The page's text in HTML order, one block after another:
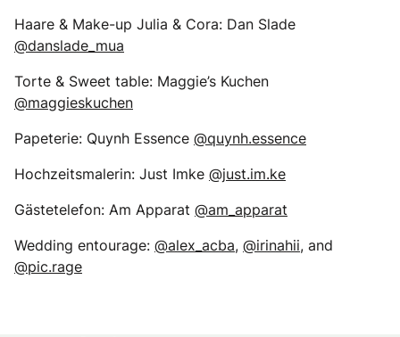
Haare & Make-up Julia & Cora: Dan Slade
@danslade_mua
Torte & Sweet table: Maggie’s Kuchen
@maggieskuchen
Papeterie: Quynh Essence @quynh.essence
Hochzeitsmalerin: Just Imke @just.im.ke
Gästetelefon: Am Apparat @am_apparat
Wedding entourage: @alex_acba, @irinahii, and
@pic.rage